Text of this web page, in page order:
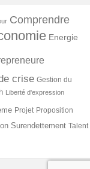
Comprendre
Energie
crise Gestion du
Liberté d'expression
Projet Proposition
Surendettement Talent